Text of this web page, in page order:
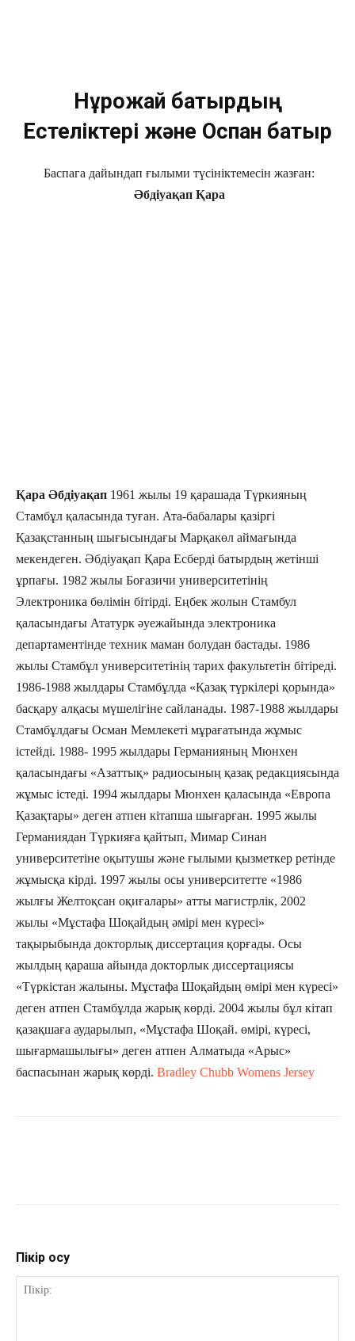
Нұрғожай батырдың
Естеліктері және Оспан батыр
Баспага дайындап ғылыми түсініктемесін жазған:
Әбдіуақап Қара
Қара Әбдіуақап 1961 жылы 19 қарашада Түркияның
Стамбұл қаласында туған. Ата-бабалары қазіргі
Қазақстанның шығысындағы Марқакөл аймағында
мекендеген. Әбдіуақап Қара Есберді батырдың жетінші
ұрпағы. 1982 жылы Боғазичи университетінің
Электроника бөлімін бітірді. Еңбек жолын Стамбул
қаласындағы Ататурк әуежайында электроника
департаментінде техник маман болудан бастады. 1986
жылы Стамбұл университетінің тарих факультетін бітіреді.
1986-1988 жылдары Стамбұлда «Қазақ түркілері қорында»
басқару алқасы мүшелігіне сайланады. 1987-1988 жылдары
Стамбұлдағы Осман Мемлекеті мұрағатында жұмыс
істейді. 1988- 1995 жылдары Германияның Мюнхен
қаласындағы «Азаттық» радиосының қазақ редакциясында
жұмыс істеді. 1994 жылдары Мюнхен қаласында «Европа
Қазақтары» деген атпен кітапша шығарған. 1995 жылы
Германиядан Түркияға қайтып, Мимар Синан
университетіне оқытушы және ғылыми қызметкер ретінде
жұмысқа кірді. 1997 жылы осы университетте «1986
жылғы Желтоқсан оқиғалары» атты магистрлік, 2002
жылы «Мұстафа Шоқайдың әмірі мен күресі»
тақырыбында докторлық диссертация қорғады. Осы
жылдың қараша айында докторлык диссертациясы
«Түркістан жалыны. Мұстафа Шоқайдың өмірі мен күресі»
деген атпен Стамбұлда жарық көрді. 2004 жылы бұл кітап
қазақшаға аударылып, «Мұстафа Шоқай. өмірі, күресі,
шығармашылығы» деген атпен Алматыда «Арыс»
баспасынан жарық көрді. Bradley Chubb Womens Jersey
Пікір қосу